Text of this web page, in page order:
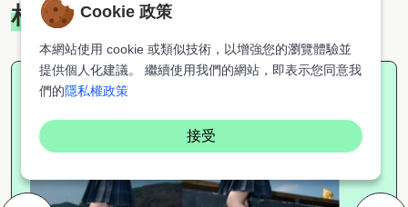
相關推薦Cookie 政策
本網站使用 cookie 或類似技術，以增強您的瀏覽體驗並
提供個人化建議。 繼續使用我們的網站，即表示您同意我
們的隱私權政策
接受